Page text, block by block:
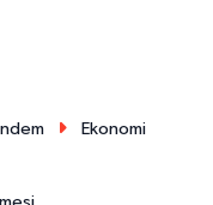
Ekonomi